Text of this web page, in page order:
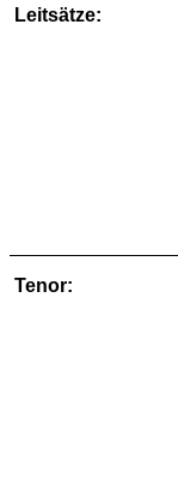
Leitsätze:
Tenor: